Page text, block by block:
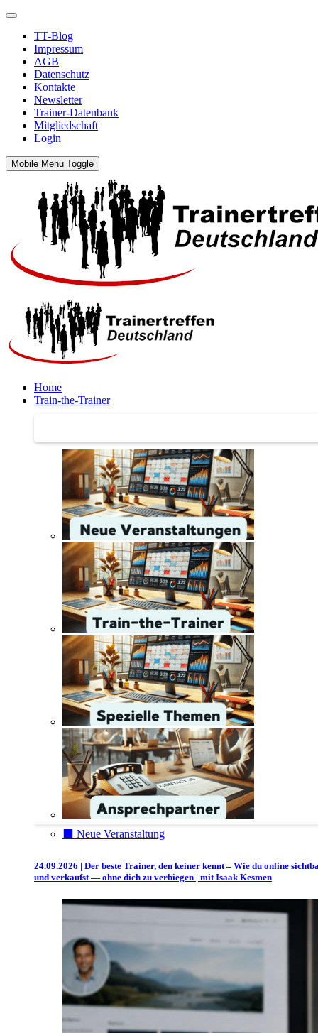
TT-Blog
Impressum
AGB
Datenschutz
Kontakte
Newsletter
Trainer-Datenbank
Mitgliedschaft
Login
Mobile Menu Toggle
Home
Train-the-Trainer
⬛️ Neue Veranstaltung
24.09.2026 | Der beste Trainer, den keiner kennt – Wie du online
und verkaufst — ohne dich zu verbiegen | mit Isaak Kesmen